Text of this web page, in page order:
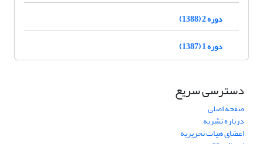
دوره 2 (1388)
دوره 1 (1387)
دسترسی سریع
صفحه اصلی
درباره نشریه
اعضای هیات تحریریه